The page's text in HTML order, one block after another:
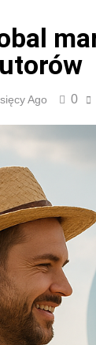
Ago 0